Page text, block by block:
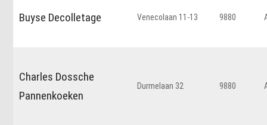
Buyse Decolletage Venecolaan 11-13 9880
Charles Dossche
Pannenkoeken
Durmelaan 32 9880